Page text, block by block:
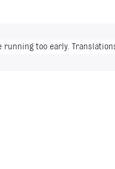
too early.